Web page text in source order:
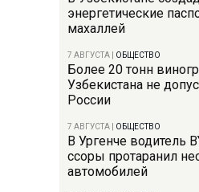
энергетические
махаллей
7 АВГУСТА ОБЩЕСТВО
Более 20 тонн
Узбекистана не
России
7 АВГУСТА ОБЩЕСТВО
В Ургенче водитель
ссоры протаранил
автомобилей